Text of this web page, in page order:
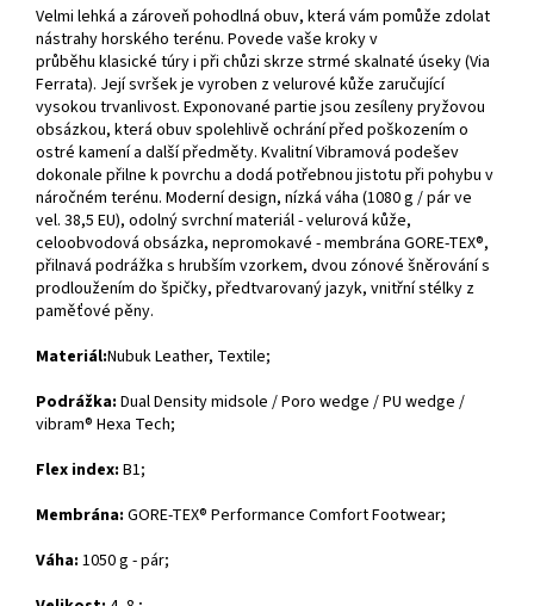
Velmi lehká a zároveň pohodlná obuv, která vám pomůže zdolat
nástrahy horského terénu. Povede vaše kroky v
průběhu klasické túry i při chůzi skrze strmé skalnaté úseky (Via
Ferrata). Její svršek je vyroben z velurové kůže zaručující
vysokou trvanlivost. Exponované partie jsou zesíleny pryžovou
obsázkou, která obuv spolehlivě ochrání před poškozením o
ostré kamení a další předměty. Kvalitní Vibramová podešev
dokonale přilne k povrchu a dodá potřebnou jistotu při pohybu v
náročném terénu. Moderní design, nízká váha (1080 g / pár ve
vel. 38,5 EU), odolný svrchní materiál - velurová kůže,
celoobvodová obsázka, nepromokavé - membrána GORE-TEX®,
přilnavá podrážka s hrubším vzorkem, dvou zónové šněrování s
prodloužením do špičky, předtvarovaný jazyk, vnitřní stélky z
paměťové pěny.
Materiál:Nubuk Leather, Textile;
Podrážka: Dual Density midsole / Poro wedge / PU wedge /
vibram® Hexa Tech;
Flex index: B1;
Membrána: GORE-TEX® Performance Comfort Footwear;
Váha: 1050 g - pár;